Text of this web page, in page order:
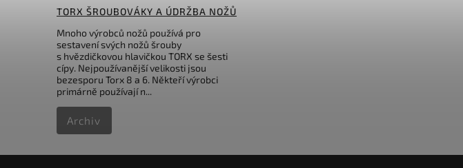
TORX ŠROUBOVÁKY A ÚDRŽBA NOŽŮ
Mnoho výrobců nožů používá pro
sestavení svých nožů šrouby
s hvězdičkovou hlavičkou TORX se šesti
cípy. Nejpoužívanější velikosti jsou
bezesporu Torx 8 a 6. Někteří výrobci
primárně používají n...
Archiv